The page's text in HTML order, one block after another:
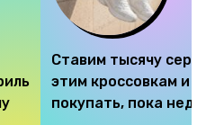
Ставим тысячу
этим кроссовкам и
покупать, пока